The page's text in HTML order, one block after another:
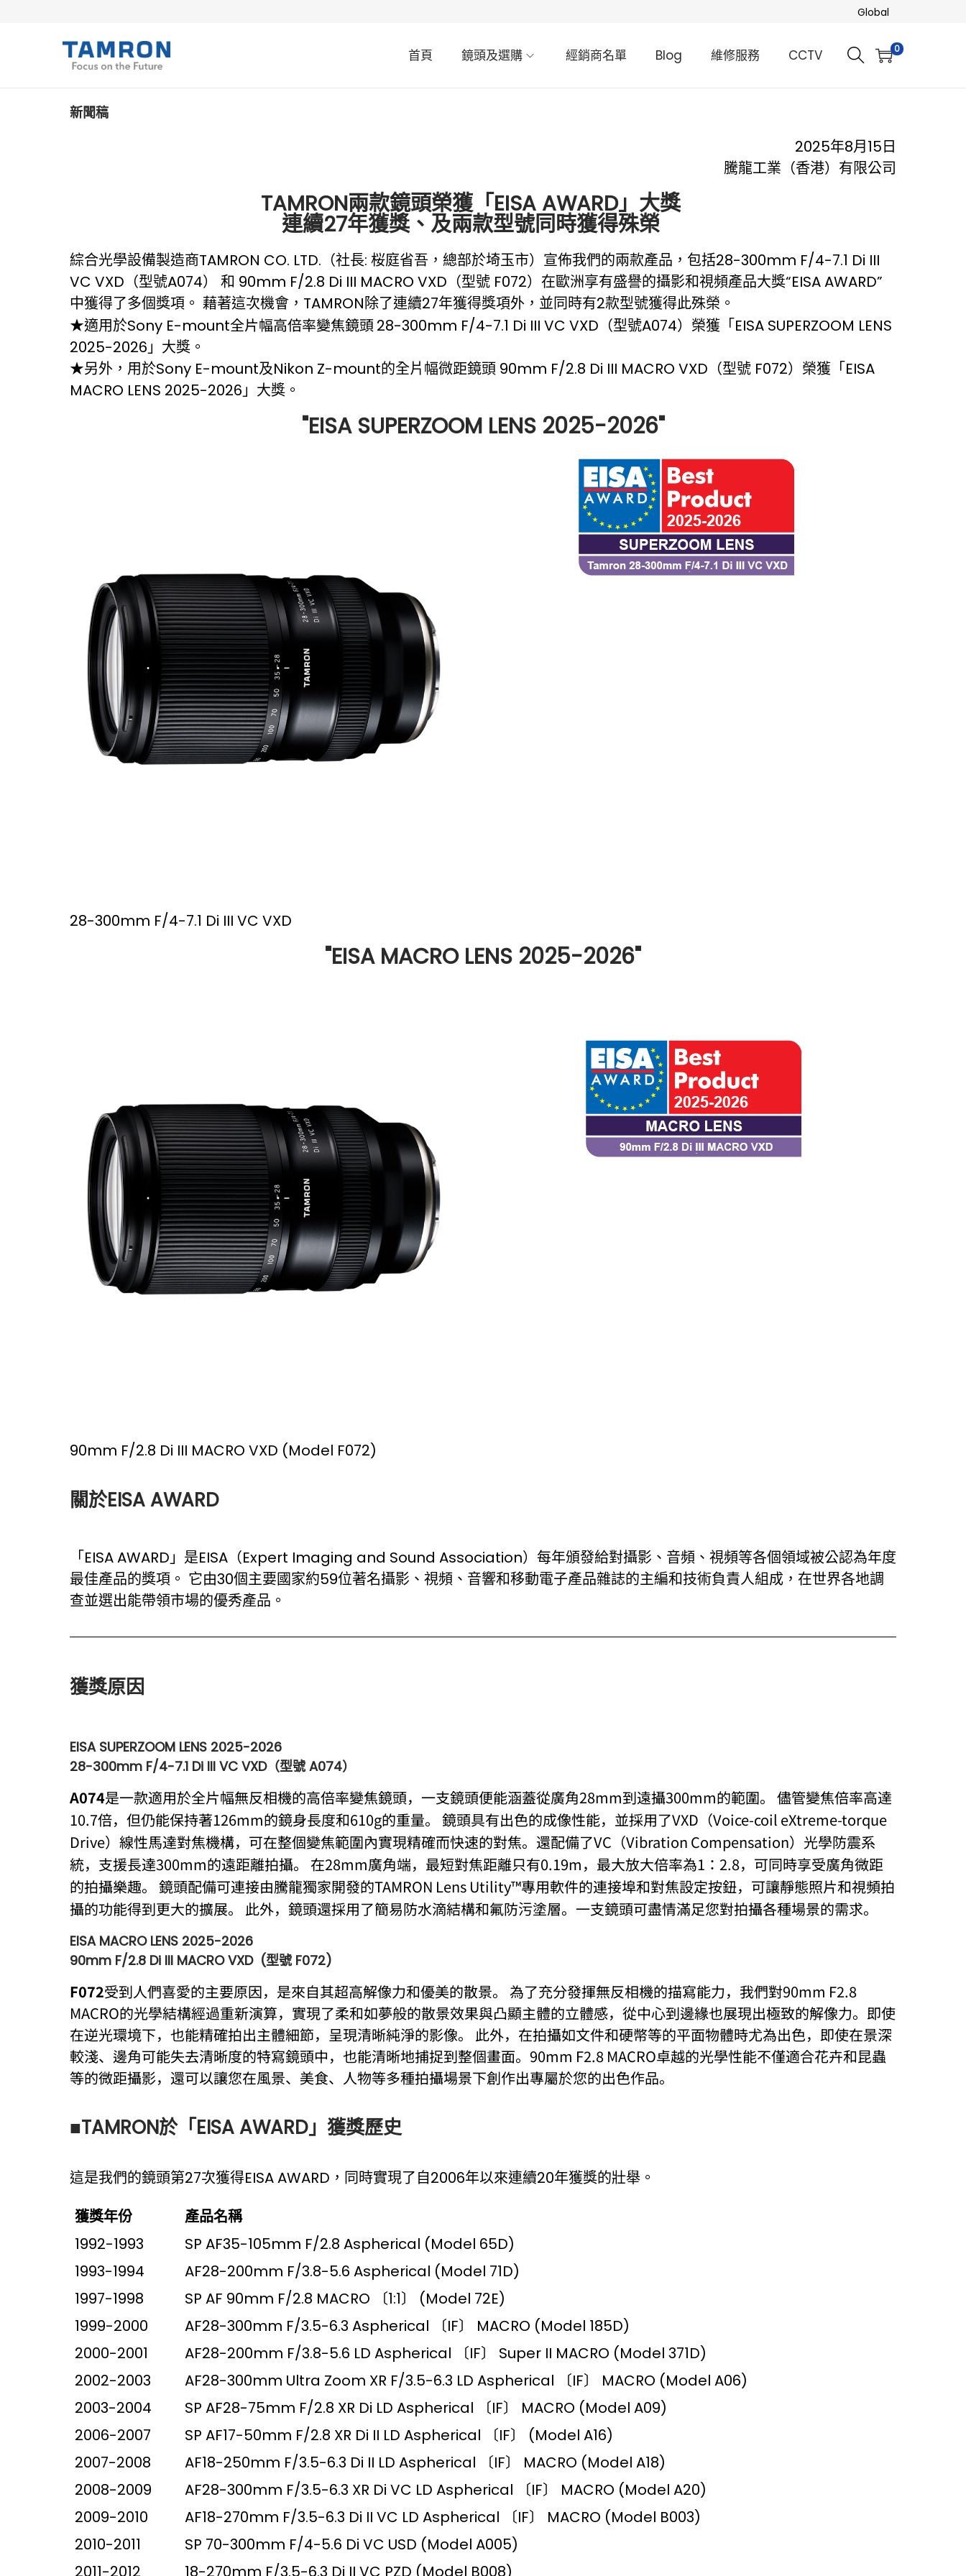
Global
首頁 鏡頭及選購 經銷商名單 Blog 維修服務 CCTV 0
新聞稿
2025年8月15日
騰龍工業（香港）有限公司
TAMRON兩款鏡頭榮獲「EISA AWARD」大獎
連續27年獲獎、及兩款型號同時獲得殊榮
綜合光學設備製造商TAMRON CO. LTD.（社長: 桜庭省吾，總部於埼玉市）宣佈我們的兩款產品，包括28-300mm F/4-7.1 Di III
VC VXD（型號A074） 和 90mm F/2.8 Di III MACRO VXD（型號 F072）在歐洲享有盛譽的攝影和視頻產品大獎“EISA AWARD”
中獲得了多個獎項。 藉著這次機會，TAMRON除了連續27年獲得獎項外，並同時有2款型號獲得此殊榮。
★適用於Sony E-mount全片幅高倍率變焦鏡頭28-300mm F/4-7.1 Di III VC VXD（型號A074）榮獲「EISA SUPERZOOM LENS
2025-2026」大獎。
★另外，用於Sony E-mount及Nikon Z-mount的全片幅微距鏡頭 90mm F/2.8 Di III MACRO VXD（型號 F072）榮獲「EISA
MACRO LENS 2025-2026」大獎。
"EISA SUPERZOOM LENS 2025-2026"
28-300mm F/4-7.1 Di III VC VXD
"EISA MACRO LENS 2025-2026"
90mm F/2.8 Di III MACRO VXD (Model F072)
關於EISA AWARD
「EISA AWARD」是EISA（Expert Imaging and Sound Association）每年頒發給對攝影、音頻、視頻等各個領域被公認為年度
最佳產品的獎項。 它由30個主要國家約59位著名攝影、視頻、音響和移動電子產品雜誌的主編和技術負責人組成，在世界各地調
查並選出能帶領市場的優秀產品。
獲獎原因
EISA SUPERZOOM LENS 2025-2026
28-300mm F/4-7.1 Di III VC VXD（型號 A074）
A074是一款適用於全片幅無反相機的高倍率變焦鏡頭，一支鏡頭便能涵蓋從廣角28mm到遠攝300mm的範圍。 儘管變焦倍率高達
10.7倍，但仍能保持著126mm的鏡身長度和610g的重量。 鏡頭具有出色的成像性能，並採用了VXD（Voice-coil eXtreme-torque
Drive）線性馬達對焦機構，可在整個變焦範圍內實現精確而快速的對焦。還配備了VC（Vibration Compensation）光學防震系
統，支援長達300mm的遠距離拍攝。 在28mm廣角端，最短對焦距離只有0.19m，最大放大倍率為1：2.8，可同時享受廣角微距
的拍攝樂趣。 鏡頭配備可連接由騰龍獨家開發的TAMRON Lens Utility™專用軟件的連接埠和對焦設定按鈕，可讓靜態照片和視頻拍
攝的功能得到更大的擴展。 此外，鏡頭還採用了簡易防水滴結構和氟防污塗層。一支鏡頭可盡情滿足您對拍攝各種場景的需求。
EISA MACRO LENS 2025-2026
90mm F/2.8 Di III MACRO VXD (型號 F072)
F072受到人們喜愛的主要原因，是來自其超高解像力和優美的散景。 為了充分發揮無反相機的描寫能力，我們對90mm F2.8
MACRO的光學結構經過重新演算，實現了柔和如夢般的散景效果與凸顯主體的立體感，從中心到邊緣也展現出極致的解像力。 即使
在逆光環境下，也能精確拍出主體細節，呈現清晰純淨的影像。 此外，在拍攝如文件和硬幣等的平面物體時尤為出色，即使在景深
較淺、邊角可能失去清晰度的特寫鏡頭中，也能清晰地捕捉到整個畫面。90mm F2.8 MACRO卓越的光學性能不僅適合花卉和昆蟲
等的微距攝影，還可以讓您在風景、美食、人物等多種拍攝場景下創作出專屬於您的出色作品。
■TAMRON於「EISA AWARD」獲獎歷史
這是我們的鏡頭第27次獲得EISA AWARD，同時實現了自2006年以來連續20年獲獎的壯舉。
獲獎年份
產品名稱
1992-1993
SP AF35-105mm F/2.8 Aspherical (Model 65D)
1993-1994
AF28-200mm F/3.8-5.6 Aspherical (Model 71D)
1997-1998
SP AF 90mm F/2.8 MACRO 〔1:1〕 (Model 72E)
1999-2000
AF28-300mm F/3.5-6.3 Aspherical 〔IF〕 MACRO (Model 185D)
2000-2001
AF28-200mm F/3.8-5.6 LD Aspherical 〔IF〕 Super II MACRO (Model 371D)
2002-2003
AF28-300mm Ultra Zoom XR F/3.5-6.3 LD Aspherical 〔IF〕 MACRO (Model A06)
2003-2004
SP AF28-75mm F/2.8 XR Di LD Aspherical 〔IF〕 MACRO (Model A09)
2006-2007
SP AF17-50mm F/2.8 XR Di II LD Aspherical 〔IF〕 (Model A16)
2007-2008
AF18-250mm F/3.5-6.3 Di II LD Aspherical 〔IF〕 MACRO (Model A18)
2008-2009
AF28-300mm F/3.5-6.3 XR Di VC LD Aspherical 〔IF〕 MACRO (Model A20)
2009-2010
AF18-270mm F/3.5-6.3 Di II VC LD Aspherical 〔IF〕 MACRO (Model B003)
2010-2011
SP 70-300mm F/4-5.6 Di VC USD (Model A005)